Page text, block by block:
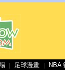
足球漫畫 NBA